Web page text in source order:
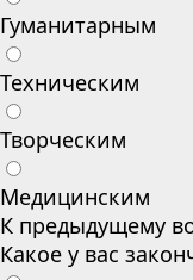
Гуманитарным
Техническим
Творческим
Медицинским
К предыдущему
Какое у вас